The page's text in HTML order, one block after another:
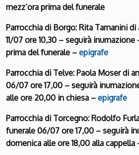
mezz’ora prima del funerale
Parrocchia di Borgo: Rita Tamanini
11/07 ore 10,30 – seguirà inumazione
prima del funerale – epigrafe
Parrocchia di Telve: Paola Moser di
06/07 ore 17,00 – seguirà
alle ore 20,00 in chiesa – epigrafe
Parrocchia di Torcegno: Rodolfo
funerale 06/07 ore 17,00 – seguirà
domenica alle ore 18,00 alla cappella